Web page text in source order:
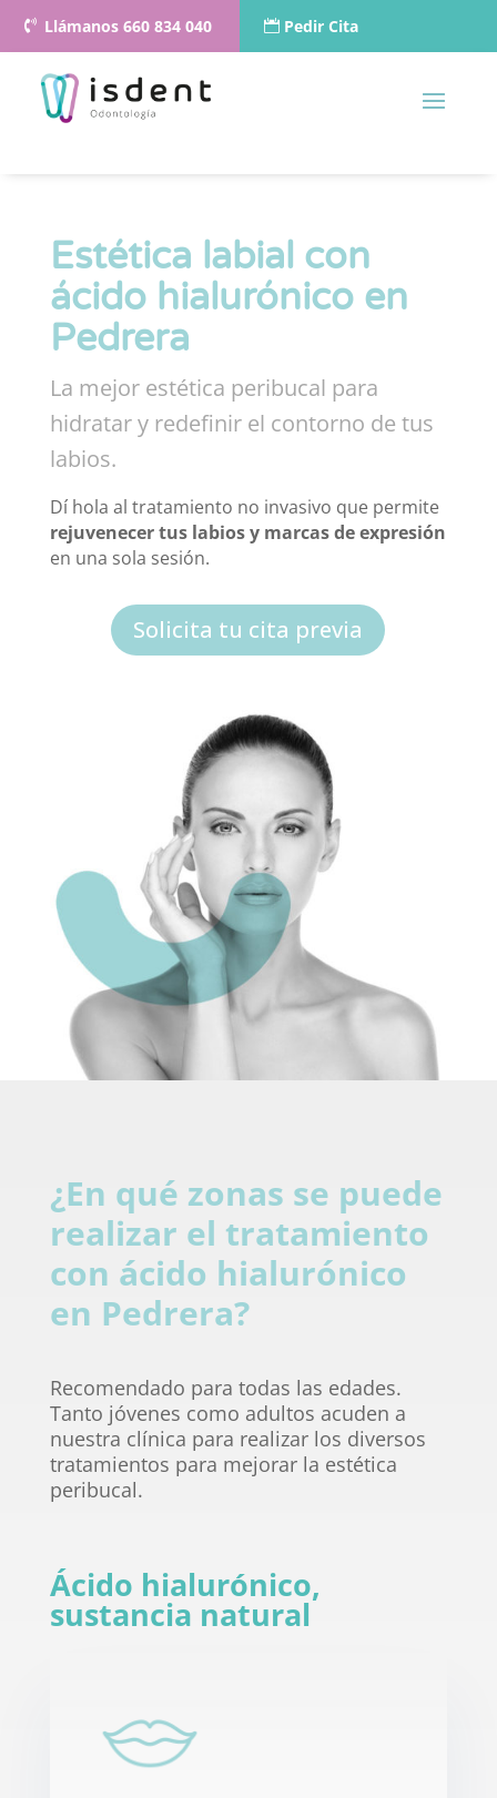
Llámanos 660 834 040 Pedir Cita
Estética labial con
ácido hialurónico en
Pedrera
La mejor estética peribucal para
hidratar y redefinir el contorno de tus
labios.
Dí hola al tratamiento no invasivo que permite
rejuvenecer tus labios y marcas de expresión
en una sola sesión.
Solicita tu cita previa
¿En qué zonas se puede
realizar el tratamiento
con ácido hialurónico
en Pedrera?
Recomendado para todas las edades.
Tanto jóvenes como adultos acuden a
nuestra clínica para realizar los diversos
tratamientos para mejorar la estética
peribucal.
Ácido hialurónico,
sustancia natural